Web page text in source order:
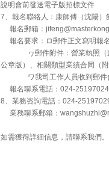
說明會前發送電子版招標文件
7、報名聯絡人：康師傅（沈陽）
報名郵箱：
報名要求：ロ郵件正文寫明報
ヮ郵件附件：營業執照（蓋公
公章版）、相關類型業績合同（
ワ我司工作人員收到郵件會
報名聯系電話：024-25197024
8、業務咨詢電話：024-
業務聯系郵箱：
如需獲得詳細信息，請聯系我們。